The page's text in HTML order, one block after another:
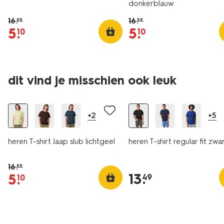
16.99
5.
10
donkerblauw
16.99
5.
10
dit vind je misschien ook leuk
sale
+2
heren T-shirt Jaap slub lichtgeel
16.99
5.
10
2 voor 21.99
+5
heren T-shirt regular fit
13.
49